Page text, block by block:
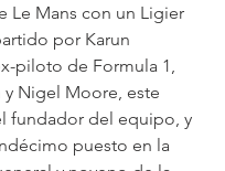
Le Mans con un Ligier
por Karun
piloto de Formula 1,
y Nigel Moore, este
fundador del equipo, y
puesto en la